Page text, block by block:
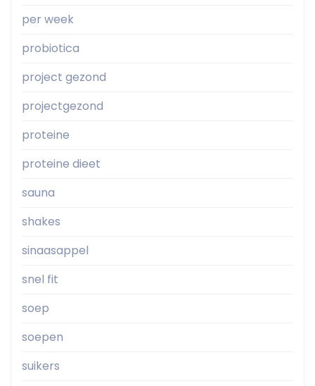
per week
probiotica
project gezond
projectgezond
proteine
proteine dieet
sauna
shakes
sinaasappel
snel fit
soep
soepen
suikers